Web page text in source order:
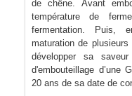
de chêne. Avant
température de
fermentation. Puis,
maturation de
développer sa
d'embouteillage d’une
20 ans de sa date de